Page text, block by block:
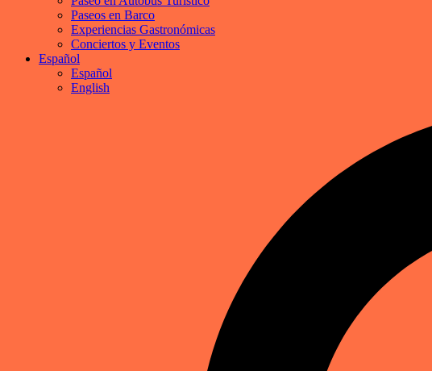
Paseos en Barco
Experiencias Gastronómicas
Conciertos y Eventos
Español
Español
English